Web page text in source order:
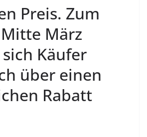
Preis. Zum
März
Käufer
über einen
Rabatt